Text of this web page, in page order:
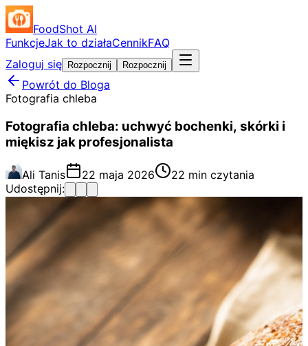
FoodShot AI
FunkcjeJak to działaCennikFAQ
Zaloguj się
Rozpocznij Rozpocznij
Powrót do Bloga
Fotografia chleba
Fotografia chleba: uchwyć bochenki, skórki i
miękisz jak profesjonalista
Ali Tanis 22 maja 2026
22 min czytania
Udostępnij: